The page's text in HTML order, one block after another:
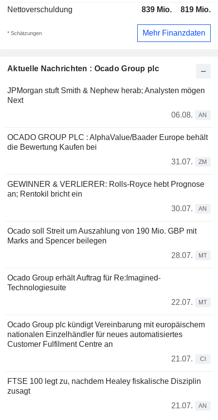
Aktuelle Nachrichten : Ocado Group plc
JPMorgan stuft Smith & Nephew herab; Analysten mögen
Next
06.08.
AN
OCADO GROUP PLC : AlphaValue/Baader Europe behält
die Bewertung Kaufen bei
31.07.
ZM
GEWINNER & VERLIERER: Rolls-Royce hebt Prognose
an; Rentokil bricht ein
30.07.
AN
Ocado soll Streit um Auszahlung von 190 Mio. GBP mit
Marks and Spencer beilegen
28.07.
MT
Ocado Group erhält Auftrag für Re:Imagined-
Technologiesuite
22.07.
MT
Ocado Group plc kündigt Vereinbarung mit europäischem
nationalen Einzelhändler für neues automatisiertes
Customer Fulfilment Centre an
21.07.
CI
FTSE 100 legt zu, nachdem Healey fiskalische Disziplin
zusagt
21.07.
AN
Nettoverschuldung
839 Mio. 819 Mio.
* Schätzungen Mehr Finanzdaten